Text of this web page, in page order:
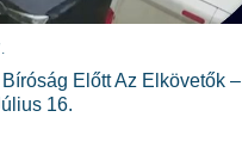
Előtt Az Elkövetők –
16.